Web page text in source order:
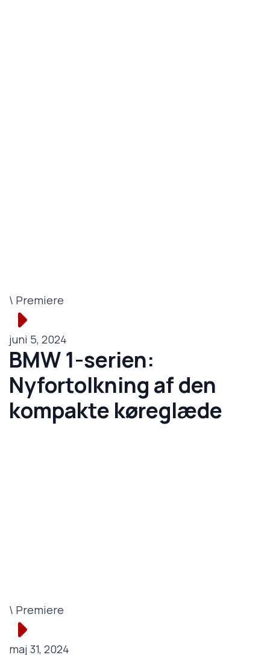
\ Premiere
juni 5, 2024
BMW 1-serien:
Nyfortolkning af den
kompakte køreglæde
\ Premiere
maj 31, 2024